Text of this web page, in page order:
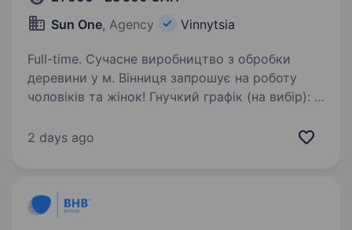
Sun One, Agency Vinnytsia
Full-time. Сучасне виробництво з обробки
деревини у м. Вінниця запрошує на роботу
чоловіків та жінок! Гнучкий графік (на вибір): 3
денні зміни (точний графік залежить від
2 days ago